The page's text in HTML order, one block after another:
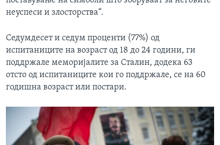
неуспеси и злосторства“.
Седумдесет и седум проценти (77%) од
испитаниците на возраст од 18 до 24 години, ги
поддржале меморијалите за Сталин, додека 63
отсто од испитаниците кои го поддржале, се на 60
годишна возраст или постари.